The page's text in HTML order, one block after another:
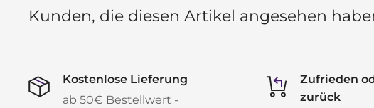
Kunden, die diesen Artikel angesehen
Kostenlose Lieferung
ab 50€ Bestellwert -
Zufrieden
zurück